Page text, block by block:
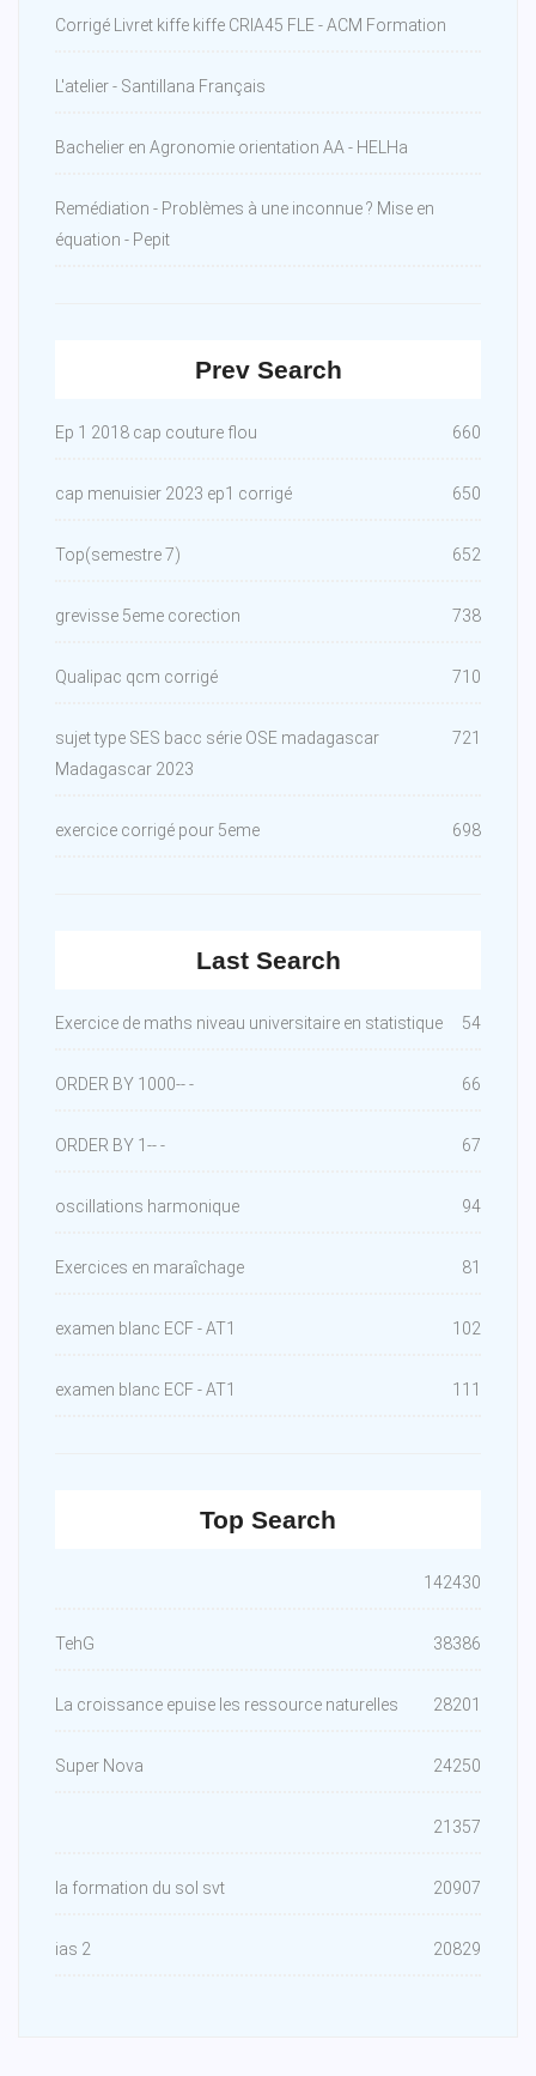
Corrigé Livret kiffe kiffe CRIA45 FLE - ACM Formation
L'atelier - Santillana Français
Bachelier en Agronomie orientation AA - HELHa
Remédiation - Problèmes à une inconnue ? Mise en
équation - Pepit
Prev Search
Ep 1 2018 cap couture flou 660
cap menuisier 2023 ep1 corrigé 650
Top(semestre 7) 652
grevisse 5eme corection 738
Qualipac qcm corrigé 710
sujet type SES bacc série OSE madagascar
Madagascar 2023
721
exercice corrigé pour 5eme 698
Last Search
Exercice de maths niveau universitaire en statistique 54
ORDER BY 1000-- - 66
ORDER BY 1-- - 67
oscillations harmonique 94
Exercices en maraîchage 81
examen blanc ECF - AT1 102
examen blanc ECF - AT1 111
Top Search
142430
TehG 38386
La croissance epuise les ressource naturelles 28201
Super Nova 24250
21357
la formation du sol svt 20907
ias 2 20829